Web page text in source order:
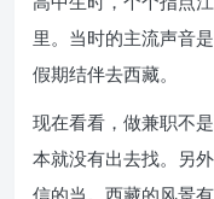
里。当时的主流声音
假期结伴去西藏。
现在看看，做兼职不
本就没有出去找。另
信的当。西藏的风景